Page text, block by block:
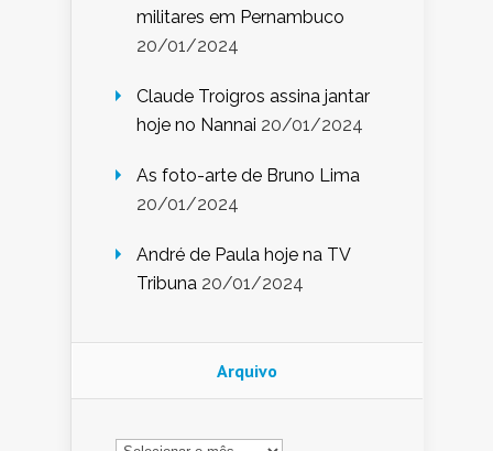
militares em Pernambuco
20/01/2024
Claude Troigros assina jantar
hoje no Nannai 20/01/2024
As foto-arte de Bruno Lima
20/01/2024
André de Paula hoje na TV
Tribuna 20/01/2024
Arquivo
Arquivo